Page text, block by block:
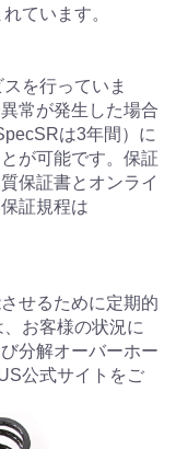
ています。
を行っていま
常が発生した場合
は3年間）に
が可能です。保証
保証書とオンライ
証規程は
せるために定期的
お客様の状況に
分解オーバーホー
公式サイトをご